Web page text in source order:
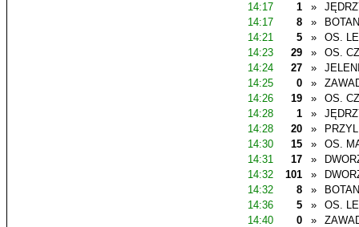
14:17
1 »
14:17
8 »
14:21
5 »
OS.
14:23
29 »
OS.
14:24
27 »
14:25
0 »
14:26
19 »
OS.
14:28
1 »
14:28
20 »
14:30
15 »
OS.
14:31
17 »
14:32
101 »
14:32
8 »
14:36
5 »
OS.
14:40
0 »